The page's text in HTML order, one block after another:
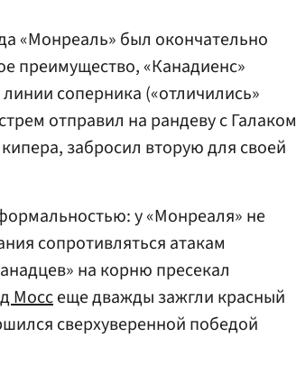
«Монреаль» был окончательно
преимущество, «Канадиенс»
соперника («отличились»
отправил на рандеву с Галаком
забросил вторую для своей
у «Монреаля» не
сопротивляться атакам
на корню пресекал
Моссеще дважды зажгли красный
сверхуверенной победой